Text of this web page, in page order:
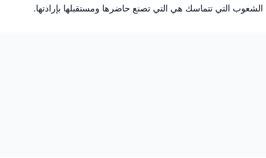
الشعوب التي تتماسك هي التي تصنع حاضرها ومستقبلها بإرادتها.